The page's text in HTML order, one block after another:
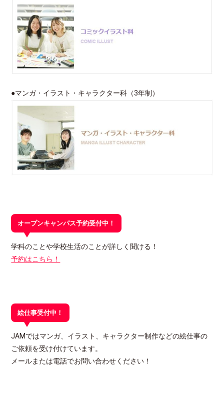
●マンガ・イラスト・キャラクター科（3年制）
オープンキャンパス予約受付中！
学科のことや学校生活のことが詳しく聞ける！
予約はこちら！
絵仕事受付中！
JAMではマンガ、イラスト、キャラクター制作などの絵仕事の
ご依頼を受け付けています。
メールまたは電話でお問い合わせください！